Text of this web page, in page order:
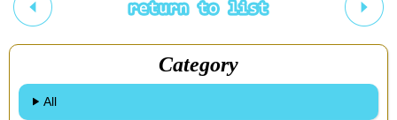
Category
All